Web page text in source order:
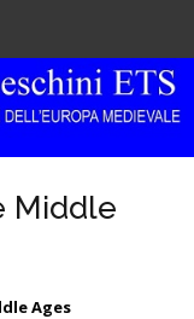
Middle
Ages